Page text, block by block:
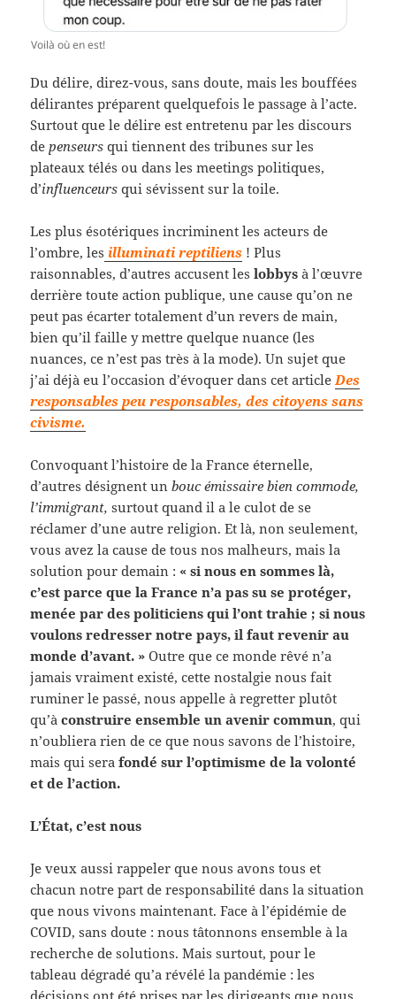
Voilà où en est!
Du délire, direz-vous, sans doute, mais les bouffées
délirantes préparent quelquefois le passage à l’acte.
Surtout que le délire est entretenu par les discours
depenseurs qui tiennent des tribunes sur les
plateaux télés ou dans les meetings politiques,
d’influenceurs qui sévissent sur la toile.
Les plus ésotériques incriminent les acteurs de
l’ombre, les illuminati reptiliens ! Plus
raisonnables, d’autres accusent leslobbys à l’œuvre
derrière toute action publique, une cause qu’on ne
peut pas écarter totalement d’un revers de main,
bien qu’il faille y mettre quelque nuance (les
nuances, ce n’est pas très à la mode). Un sujet que
j’ai déjà eu l’occasion d’évoquer dans cet articleDes
responsables peu responsables, des citoyens sans
civisme.
Convoquant l’histoire de la France éternelle,
d’autres désignent unbouc émissaire bien commode,
l’immigrant,surtout quand il a le culot de se
réclamer d’une autre religion. Et là, non seulement,
vous avez la cause de tous nos malheurs, mais la
solution pour demain : « si nous en sommes là,
c’est parce que la France n’a pas su se protéger,
menée par des politiciens qui l’ont trahie ; si nous
voulons redresser notre pays, il faut revenir au
monde d’avant. »Outre que ce monde rêvé n’a
jamais vraiment existé, cette nostalgie nous fait
ruminer le passé, nous appelle à regretter plutôt
qu’àconstruire ensemble un avenir commun, qui
n’oubliera rien de ce que nous savons de l’histoire,
mais qui serafondé sur l’optimisme de la volonté
et de l’action.
L’État, c’est nous
Je veux aussi rappeler que nous avons tous et
chacun notre part de responsabilité dans la situation
que nous vivons maintenant. Face à l’épidémie de
COVID, sans doute : nous tâtonnons ensemble à la
recherche de solutions. Mais surtout, pour le
tableau dégradé qu’a révélé la pandémie : les